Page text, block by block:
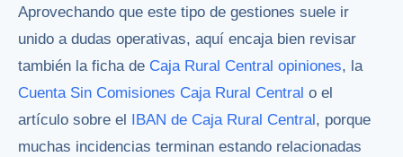
Aprovechando que este tipo de gestiones suele ir
unido a dudas operativas, aquí encaja bien revisar
también la ficha de Caja Rural Central opiniones, la
Cuenta Sin Comisiones Caja Rural Central o el
artículo sobre el
IBAN de Caja Rural Central , porque
muchas incidencias terminan estando relacionadas